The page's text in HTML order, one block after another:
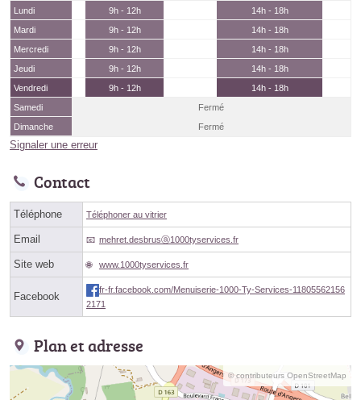
Lundi 9h - 12h
14h - 18h
Mardi
9h - 12h
14h - 18h
Mercredi
9h - 12h
14h - 18h
Jeudi
9h - 12h
14h - 18h
Vendredi
9h - 12h
14h - 18h
Samedi
Fermé
Dimanche
Fermé
Signaler une erreur
Contact
Téléphone Téléphoner au vitrier
Email mehret.desbrusⓐ1000tyservices.fr
Site web www.1000tyservices.fr
Facebook
fr-fr.facebook.com/Menuiserie-1000-Ty-Services-11805562156
2171
Plan et adresse
© contributeurs OpenStreetMap